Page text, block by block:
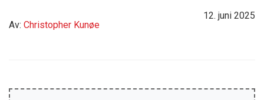
Av: Christopher Kunøe
12. juni 2025